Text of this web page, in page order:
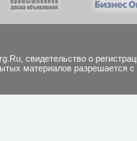
cвидетельство о
материалов разрешается с